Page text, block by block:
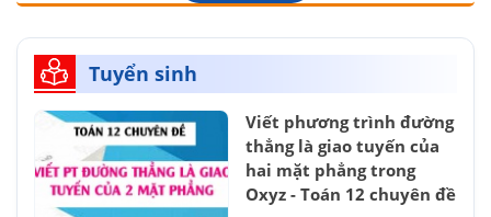
Tuyển sinh
Viết phương trình đường
thẳng là giao tuyến của
hai mặt phẳng trong
Oxyz - Toán 12 chuyên đề